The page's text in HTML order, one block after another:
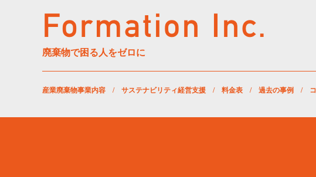
廃棄物で困る人をゼロに
産業廃棄物事業内容 / サステナビリティ経営支援 / 料金表 / 過去の事例 /